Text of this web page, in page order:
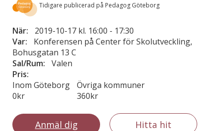
Tidigare publicerad på Pedagog Göteborg
När: 2019-10-17 kl. 16:00 - 17:30
Var:
Konferensen på Center för Skolutveckling,
Bohusgatan 13 C
Sal/Rum:
Valen
Pris:
Inom Göteborg
0kr
Övriga kommuner
360kr
Anmäl dig Hitta hit